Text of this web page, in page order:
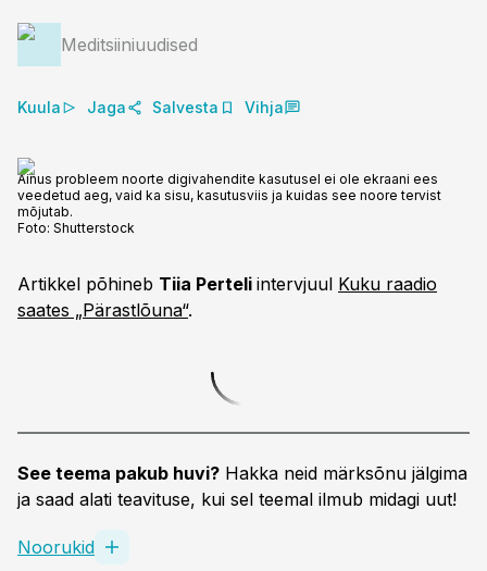
Meditsiiniuudised
Kuula Jaga Salvesta Vihja
Ainus probleem noorte digivahendite kasutusel ei ole ekraani ees
veedetud aeg, vaid ka sisu, kasutusviis ja kuidas see noore tervist
mõjutab.
Foto: Shutterstock
Artikkel põhineb Tiia Perteli intervjuul Kuku raadio
saates „Pärastlõuna“.
See teema pakub huvi? Hakka neid märksõnu jälgima
ja saad alati teavituse, kui sel teemal ilmub midagi uut!
Noorukid